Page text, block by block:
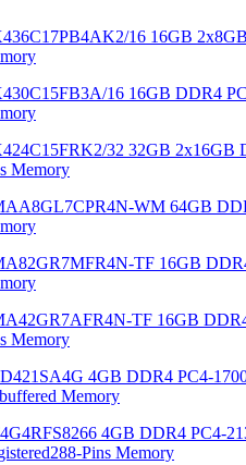
16 16GB
16 16GB DDR4
32 32GB 2x16GB
Memory
WM 64GB
TF 16GB
TF 16GB
Memory
4GB DDR4 PC4-
Memory
4GB DDR4 PC4-
Pins Memory